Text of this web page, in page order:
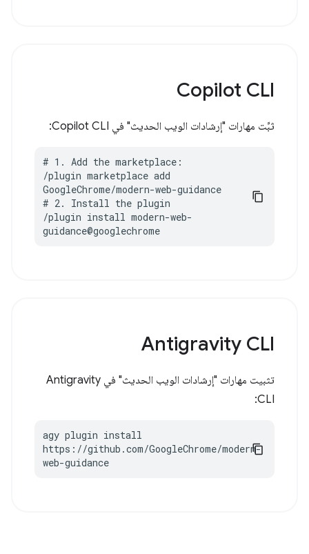
Copilot CLI
ثبِّت مهارات "إرشادات الويب الحديث" في Copilot CLI:
# 1. Add the marketplace:
/plugin marketplace add
GoogleChrome/modern-web-guidance
# 2. Install the plugin
/plugin install modern-web-
guidance@googlechrome
Antigravity CLI
تثبيت مهارات "إرشادات الويب الحديث" في Antigravity
CLI:
agy plugin install
https://github.com/GoogleChrome/modern-
web-guidance